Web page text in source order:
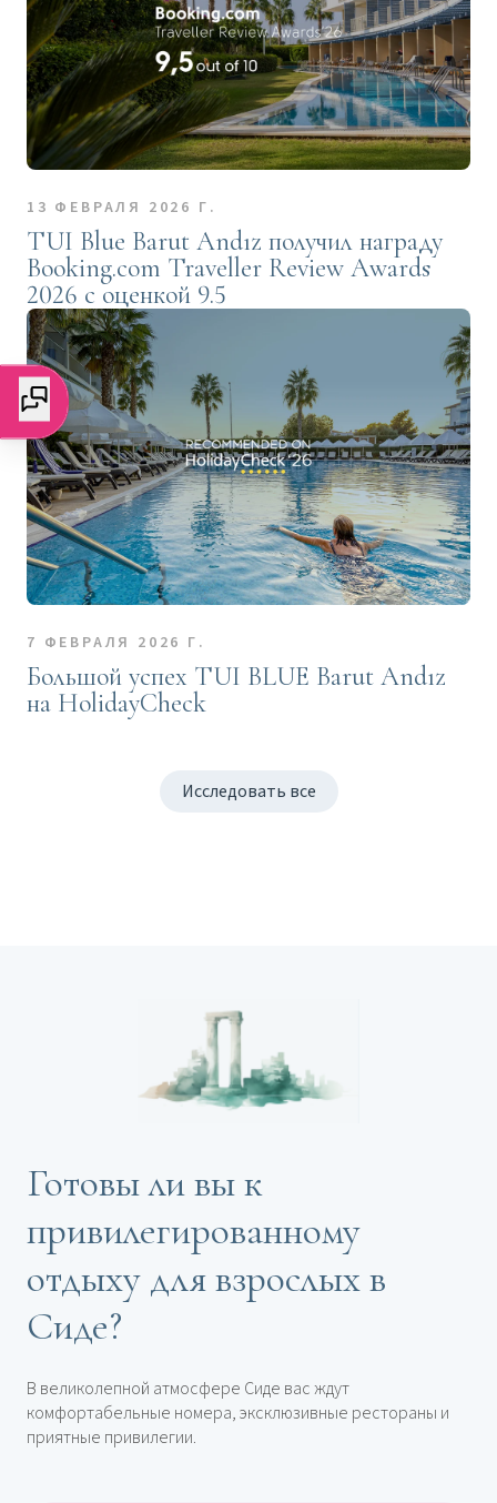
13 ФЕВРАЛЯ 2026 Г.
TUI Blue Barut Andız получил награду
Booking.com Traveller Review Awards
2026 с оценкой 9.5
7 ФЕВРАЛЯ 2026 Г.
Большой успех TUI BLUE Barut Andız
на HolidayCheck
Исследовать все
Готовы ли вы к
привилегированному
отдыху для взрослых в
Сиде?
В великолепной атмосфере Сиде вас ждут
комфортабельные номера, эксклюзивные рестораны и
приятные привилегии.